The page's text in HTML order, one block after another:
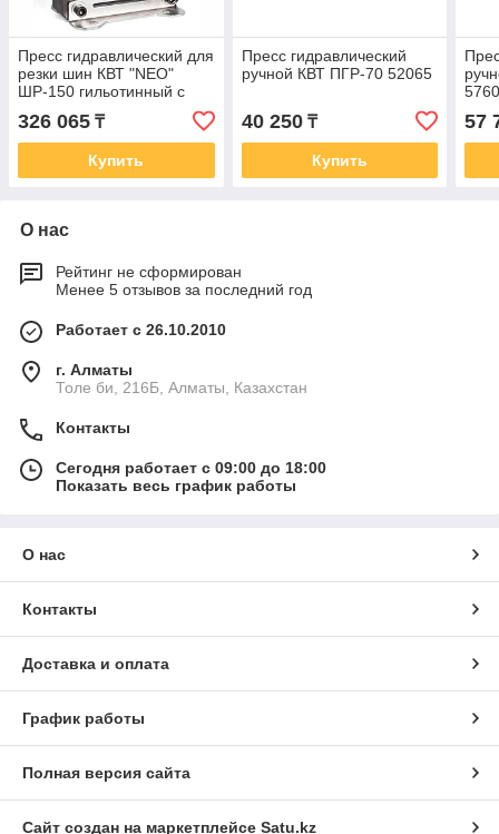
Пресс гидравлический для
резки шин КВТ "NEO"
ШР-150 гильотинный с
прямым лезвием 76503
326 065 ₸
Купить
Пресс гидравлический
ручной КВТ ПГР-70 52065
40 250₸
Купить
57
О нас
Рейтинг не сформирован
Менее 5 отзывов за последний год
Работает с 26.10.2010
г. Алматы
Толе би, 216Б, Алматы, Казахстан
Контакты
Сегодня работает с 09:00 до 18:00
Показать весь график работы
О нас
Контакты
Доставка и оплата
График работы
Полная версия сайта
Сайт создан на маркетплейсе Satu.kz